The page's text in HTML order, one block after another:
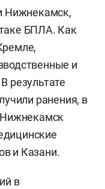
Нижнекамск,
БПЛА. Как
и
результате
ранения, в
и Казани.
в